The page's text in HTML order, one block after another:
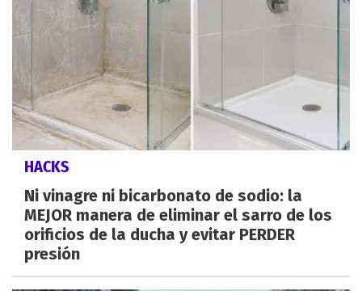
HACKS
Ni vinagre ni bicarbonato de sodio: la
MEJOR manera de eliminar el sarro de los
orificios de la ducha y evitar PERDER
presión